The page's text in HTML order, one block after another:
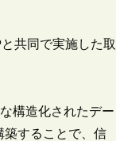
共同で実施した取
構造化されたデー
築することで、信